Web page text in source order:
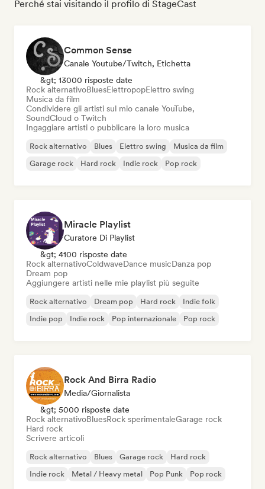
Perché stai visitando il profilo di StageCast
Common Sense
Canale Youtube/Twitch, Etichetta
&gt; 13000 risposte date
Rock alternativoBluesElettropopElettro swing
Musica da film
Condividere gli artisti sul mio canale YouTube,
SoundCloud o Twitch
Ingaggiare artisti o pubblicare la loro musica
Rock alternativo Blues Elettro swing
Musica da film
Garage rock
Hard rock Indie rock Pop rock
Miracle Playlist
Curatore Di Playlist
&gt; 4100 risposte date
Rock alternativoColdwaveDance musicDanza pop
Dream pop
Aggiungere artisti nelle mie playlist più seguite
Rock alternativo Dream pop Hard rock
Indie folk
Indie pop
Indie rock Pop internazionale Pop rock
Rock And Birra Radio
Media/Giornalista
&gt; 5000 risposte date
Rock alternativoBluesRock sperimentaleGarage rock
Hard rock
Scrivere articoli
Rock alternativo Blues Garage rock
Hard rock
Indie rock
Metal / Heavy metal Pop Punk Pop rock